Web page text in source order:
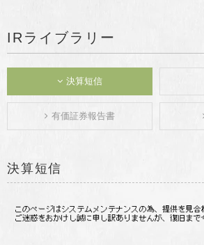
IRライブラリー
決算短信
有価証券報告書
決算短信